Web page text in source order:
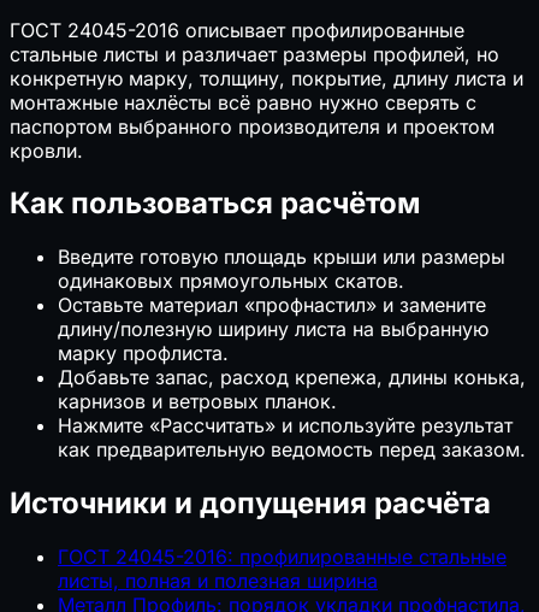
ГОСТ 24045-2016 описывает профилированные
стальные листы и различает размеры профилей, но
конкретную марку, толщину, покрытие, длину листа и
монтажные нахлёсты всё равно нужно сверять с
паспортом выбранного производителя и проектом
кровли.
Как пользоваться расчётом
Введите готовую площадь крыши или размеры
одинаковых прямоугольных скатов.
Оставьте материал «профнастил» и замените
длину/полезную ширину листа на выбранную
марку профлиста.
Добавьте запас, расход крепежа, длины конька,
карнизов и ветровых планок.
Нажмите «Рассчитать» и используйте результат
как предварительную ведомость перед заказом.
Источники и допущения расчёта
ГОСТ 24045-2016: профилированные стальные
листы, полная и полезная ширина
Металл Профиль: порядок укладки профнастила,